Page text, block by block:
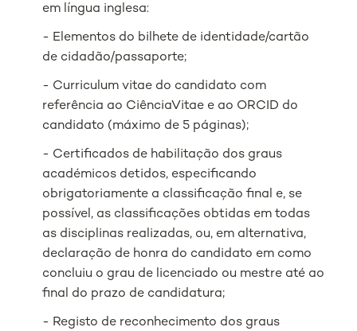
em língua inglesa:
- Elementos do bilhete de identidade/cartão
de cidadão/passaporte;
- Curriculum vitae do candidato com
referência ao CiênciaVitae e ao ORCID do
candidato (máximo de 5 páginas);
- Certificados de habilitação dos graus
académicos detidos, especificando
obrigatoriamente a classificação final e, se
possível, as classificações obtidas em todas
as disciplinas realizadas, ou, em alternativa,
declaração de honra do candidato em como
concluiu o grau de licenciado ou mestre até ao
final do prazo de candidatura;
- Registo de reconhecimento dos graus